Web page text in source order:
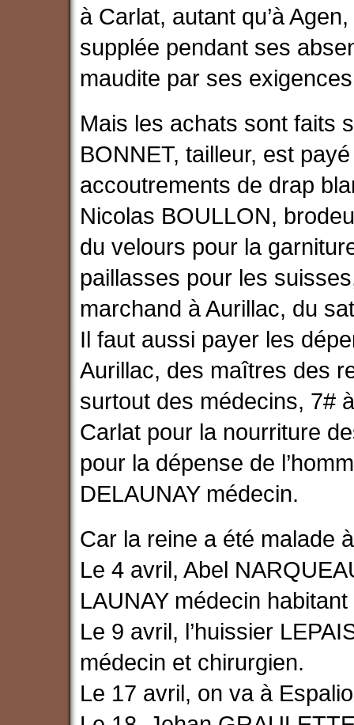
à Carlat, autant qu’à
supplée pendant ses
maudite par ses
Mais les achats sont faits
BONNET, tailleur, est
accoutrements de drap
Nicolas BOULLON,
du velours pour la
paillasses pour les
marchand à Aurillac, du
Il faut aussi payer les
Aurillac, des maîtres des
surtout des médecins, 7#
Carlat pour la nourriture
pour la dépense de
DELAUNAY médecin.
Car la reine a été malade
Le 4 avril, Abel
LAUNAY médecin
Le 9 avril, l’huissier
médecin et chirurgien.
Le 17 avril, on va à